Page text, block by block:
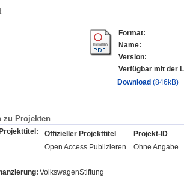
Format:
Name:
Version:
Verfügbar mit der
Download (846kB)
zu Projekten
Offizieller Projekttitel
Projekt-ID
Open Access Publizieren
Ohne Angabe
VolkswagenStiftung